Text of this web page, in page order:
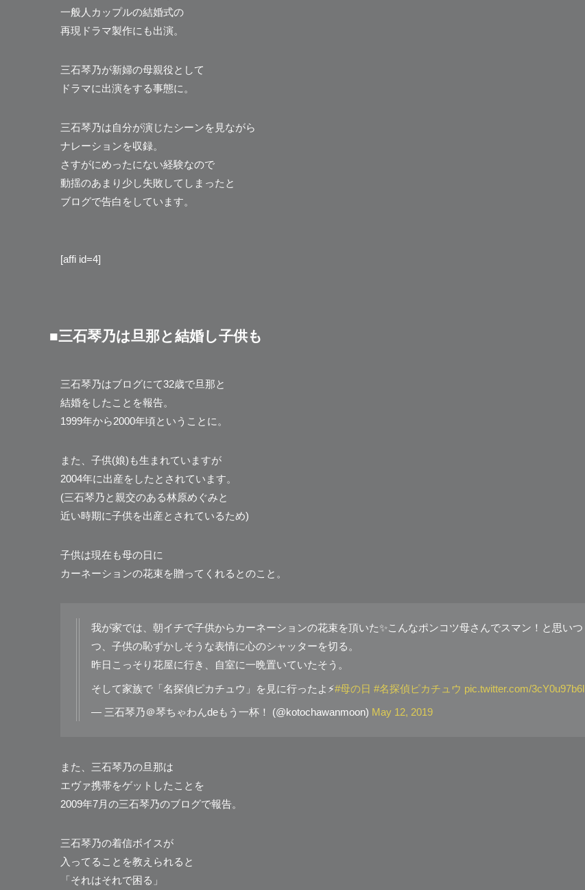
一般人カップルの結婚式の
再現ドラマ製作にも出演。
三石琴乃が新婦の母親役として
ドラマに出演をする事態に。
三石琴乃は自分が演じたシーンを見ながら
ナレーションを収録。
さすがにめったにない経験なので
動揺のあまり少し失敗してしまったと
ブログで告白をしています。
[affi id=4]
■三石琴乃は旦那と結婚し子供も
三石琴乃はブログにて32歳で旦那と
結婚をしたことを報告。
1999年から2000年頃ということに。
また、子供(娘)も生まれていますが
2004年に出産をしたとされています。
(三石琴乃と親交のある林原めぐみと
近い時期に子供を出産とされているため)
子供は現在も母の日に
カーネーションの花束を贈ってくれるとのこと。
我が家では、朝イチで子供からカーネーションの花束を頂いた✨こんなポンコツ母さんでスマン！と思いつ
つ、子供の恥ずかしそうな表情に心のシャッターを切る。
昨日こっそり花屋に行き、自室に一晩置いていたそう。
そして家族で「名探偵ピカチュウ」を見に行ったよ⚡️#母の日 #名探偵ピカチュウ pic.twitter.com/3cY0u97b6l
— 三石琴乃＠琴ちゃわんdeもう一杯！ (@kotochawanmoon) May 12, 2019
また、三石琴乃の旦那は
エヴァ携帯をゲットしたことを
2009年7月の三石琴乃のブログで報告。
三石琴乃の着信ボイスが
入ってることを教えられると
「それはそれで困る」